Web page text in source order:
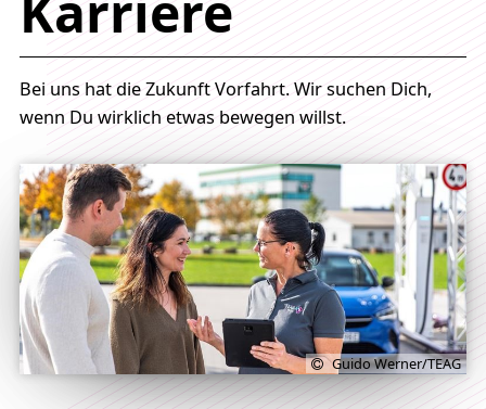
Bei uns hat die Zukunft Vorfahrt. Wir suchen Dich,
wenn Du wirklich etwas bewegen willst.
Guido Werner/TEAG